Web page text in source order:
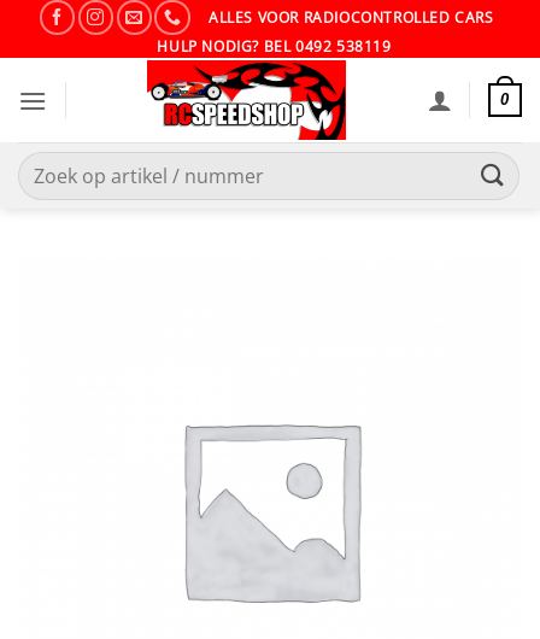
ALLES VOOR RADIOCONTROLLED CARS
HULP NODIG? BEL 0492 538119
0
Zoeken
naar: